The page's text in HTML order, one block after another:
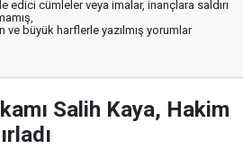
edici cümleler veya imalar, inançlara saldırı
ve büyük harflerle yazılmış yorumlar
Salih Kaya, Hakim